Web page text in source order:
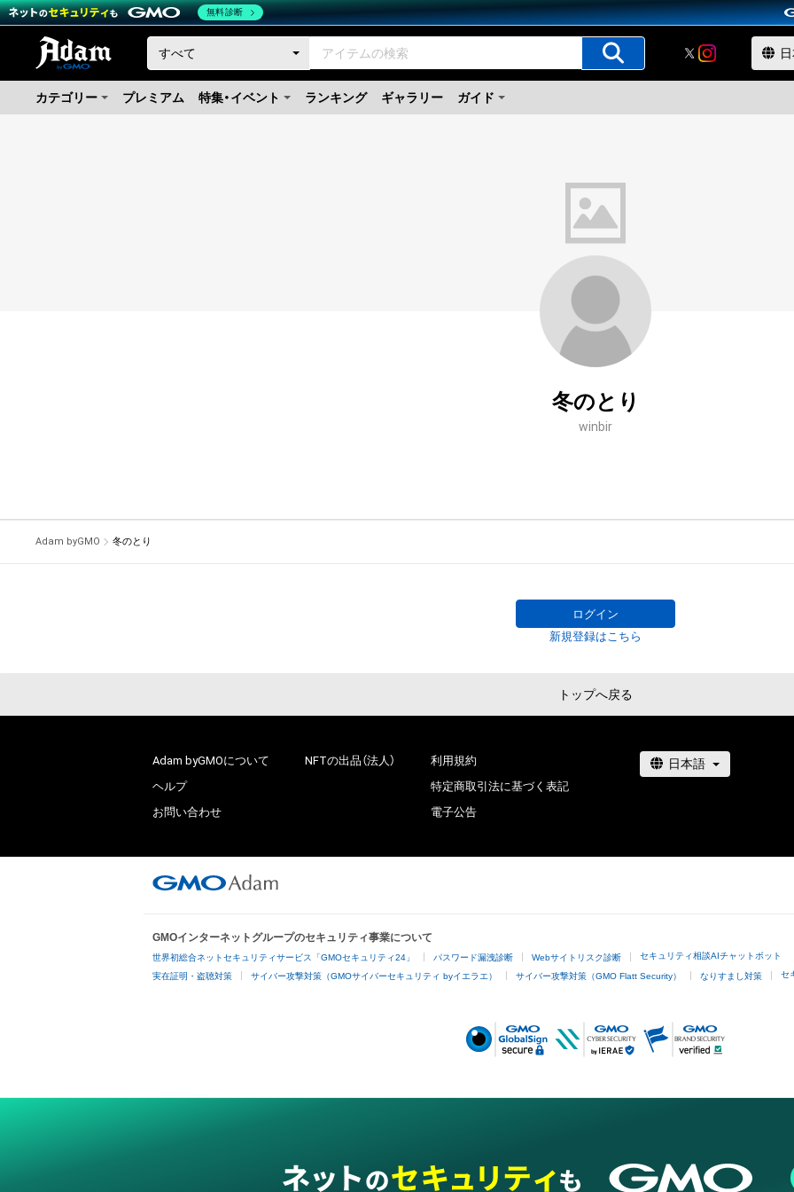
カテゴリー プレミアム 特集・イベント ランキング ギャラリー ガイド
冬のとり
winbir
Adam byGMO 冬のとり
ログイン
新規登録はこちら
トップへ戻る
Adam byGMOについて
ヘルプ
お問い合わせ
NFTの出品（法人）
利用規約
特定商取引法に基づく表記
電子公告
GMOインターネットグループのセキュリティ事業について
世界初総合ネットセキュリティサービス「GMOセキュリティ24」 パスワード漏洩診断 Webサイトリスク診断 セキュリティ相談AIチャットボット
実在証明・盗聴対策 サイバー攻撃対策（GMOサイバーセキュリティ byイエラエ） サイバー攻撃対策（GMO Flatt Security） なりすまし対策 セ
無料診断